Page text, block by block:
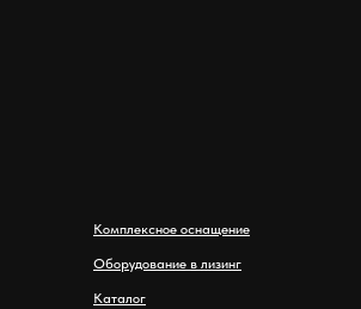
Комплексное оснащение
Оборудование в лизинг
Каталог